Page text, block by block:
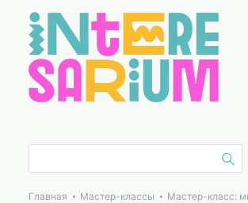
Главная Мастер-классы Мастер-класс: